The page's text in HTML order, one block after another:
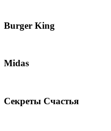
Burger King
Midas
Секреты Счастья